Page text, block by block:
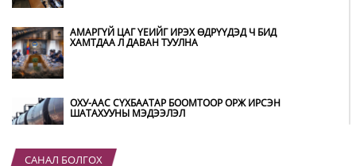
АМАРГҮЙ ЦАГ ҮЕИЙГ ИРЭХ ӨДРҮҮДЭД Ч БИД
ХАМТДАА Л ДАВАН ТУУЛНА
ОХУ-ААС СҮХБААТАР БООМТООР ОРЖ ИРСЭН
ШАТАХУУНЫ МЭДЭЭЛЭЛ
САНАЛ БОЛГОХ